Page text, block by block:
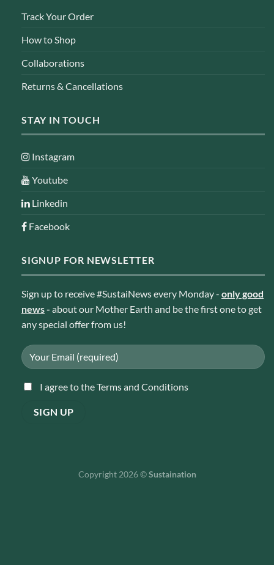
Track Your Order
How to Shop
Collaborations
Returns & Cancellations
STAY IN TOUCH
Instagram
Youtube
Linkedin
Facebook
SIGNUP FOR NEWSLETTER
Sign up to receive #SustaiNews every Monday - only good
news- about our Mother Earth and be the first one to get
any special offer from us!
I agree to the Terms and Conditions
Copyright 2026 ©Sustaination